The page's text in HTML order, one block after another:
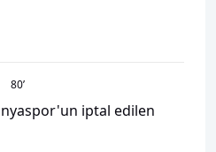
80’
iptal edilen